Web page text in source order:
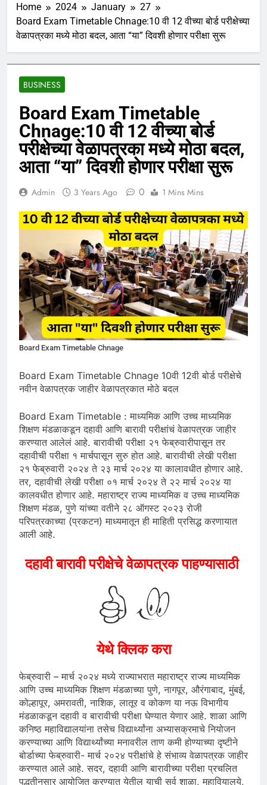
Home 2024 January
27
Board Exam Timetable Chnage:10 वी 12 वीच्या बोर्ड परीक्षेच्या
वेळापत्रका मध्ये मोठा बदल, आता “या” दिवशी होणार परीक्षा सुरू
BUSINESS
Board Exam Timetable
Chnage:10 वी 12 वीच्या बोर्ड
परीक्षेच्या वेळापत्रका मध्ये मोठा बदल,
आता “या” दिवशी होणार परीक्षा सुरू
Admin 3 Years Ago 0 1 Mins Mins
Board Exam Timetable Chnage
Board Exam Timetable Chnage 10वी 12वी बोर्ड परीक्षेचे
नवीन वेळापत्रक जाहीर वेळापत्रकात मोठे बदल
Board Exam Timetable : माध्यमिक आणि उच्च माध्यमिक
शिक्षण मंडळाकडून दहावी आणि बारावी परीक्षांचं वेळापत्रक जाहीर
करण्यात आलेलं आहे. बारावीची परीक्षा २१ फेब्रुवारीपासून तर
दहावीची परीक्षा १ मार्चपासून सुरु होत आहे. बारावीची लेखी परीक्षा
२१ फेब्रुवारी २०२४ ते २३ मार्च २०२४ या कालावधीत होणार आहे.
तर, दहावीची लेखी परीक्षा ०१ मार्च २०२४ ते २२ मार्च २०२४ या
कालवधीत होणार आहे. महाराष्ट्र राज्य माध्यमिक व उच्च माध्यमिक
शिक्षण मंडळ, पुणे यांच्या वतीने २८ ऑगस्ट २०२३ रोजी
परिपत्रकाच्या (प्रकटन) माध्यमातून ही माहिती प्रसिद्ध करणायात
आली आहे.
दहावी बारावी परीक्षेचे वेळापत्रक पाहण्यासाठी
येथे क्लिक करा
फेब्रुवारी – मार्च २०२४ मध्ये राज्याभरात महाराष्ट्र राज्य माध्यमिक
आणि उच्च माध्यमिक शिक्षण मंडळाच्या पुणे, नागपूर, औरंगाबाद, मुंबई,
कोल्हापूर, अमरावती, नाशिक, लातूर व कोकण या नऊ विभागीय
मंडळाकडून दहावी व बारावीची परीक्षा घेण्यात येणार आहे. शाळा आणि
कनिष्ठ महाविद्यालयांना तसेच विद्यार्थ्यांना अभ्यासक्रमाचे नियोजन
करण्याच्या आणि विद्यार्थ्यांच्या मनावरील ताण कमी होण्याच्या दृष्टीने
बोर्डाच्या फेब्रुवारी- मार्च २०२४ परीक्षांचे हे संभाव्य वेळापत्रक जाहीर
करण्यात आले आहे. सदर, दहावी आणि बारावीच्या परीक्षा प्रचलित
पद्धतीनुसार आयोजित करण्यात येतील याची सर्व शाळा, महावियालये,